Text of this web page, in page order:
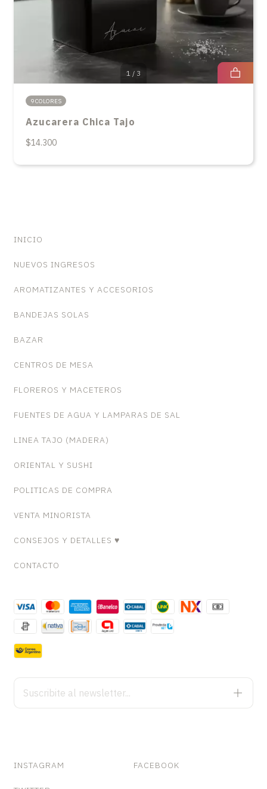
1 / 3
9 COLORES
Azucarera Chica Tajo
$14.300
INICIO
NUEVOS INGRESOS
AROMATIZANTES Y ACCESORIOS
BANDEJAS SOLAS
BAZAR
CENTROS DE MESA
FLOREROS Y MACETEROS
FUENTES DE AGUA Y LAMPARAS DE SAL
LINEA TAJO (MADERA)
ORIENTAL Y SUSHI
POLITICAS DE COMPRA
VENTA MINORISTA
CONSEJOS Y DETALLES ♥
CONTACTO
INSTAGRAM FACEBOOK